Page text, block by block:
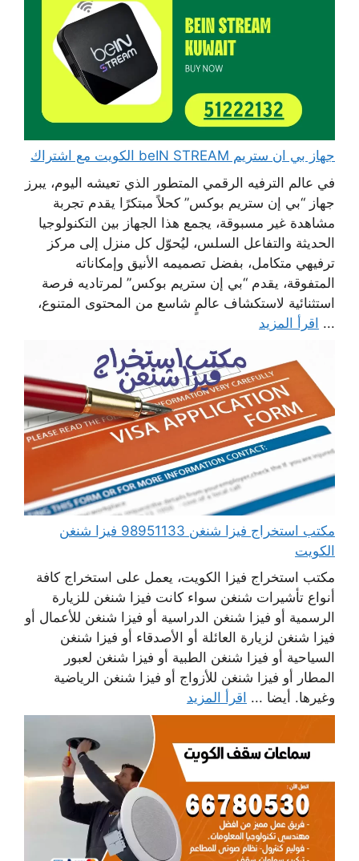
جهاز بي ان ستريم beIN STREAM الكويت مع اشتراك
في عالم الترفيه الرقمي المتطور الذي تعيشه اليوم، يبرز
جهاز “بي إن ستريم بوكس” كحلاً مبتكرًا يقدم تجربة
مشاهدة غير مسبوقة، يجمع هذا الجهاز بين التكنولوجيا
الحديثة والتفاعل السلس، ليُحوّل كل منزل إلى مركز
ترفيهي متكامل، بفضل تصميمه الأنيق وإمكاناته
المتفوقة، يقدم “بي إن ستريم بوكس” لمرتاديه فرصة
استثنائية لاستكشاف عالمٍ شاسع من المحتوى المتنوع،
... اقرأ المزيد
مكتب استخراج فيزا شنغن 98951133 فيزا شنغن
الكويت
مكتب استخراج فيزا الكويت، يعمل على استخراج كافة
أنواع تأشيرات شنغن سواء كانت فيزا شنغن للزيارة
الرسمية أو فيزا شنغن الدراسية أو فيزا شنغن للأعمال أو
فيزا شنغن لزيارة العائلة أو الأصدقاء أو فيزا شنغن
السياحية أو فيزا شنغن الطبية أو فيزا شنغن لعبور
المطار أو فيزا شنغن للأزواج أو فيزا شنغن الرياضية
وغيرها. أيضا ... اقرأ المزيد